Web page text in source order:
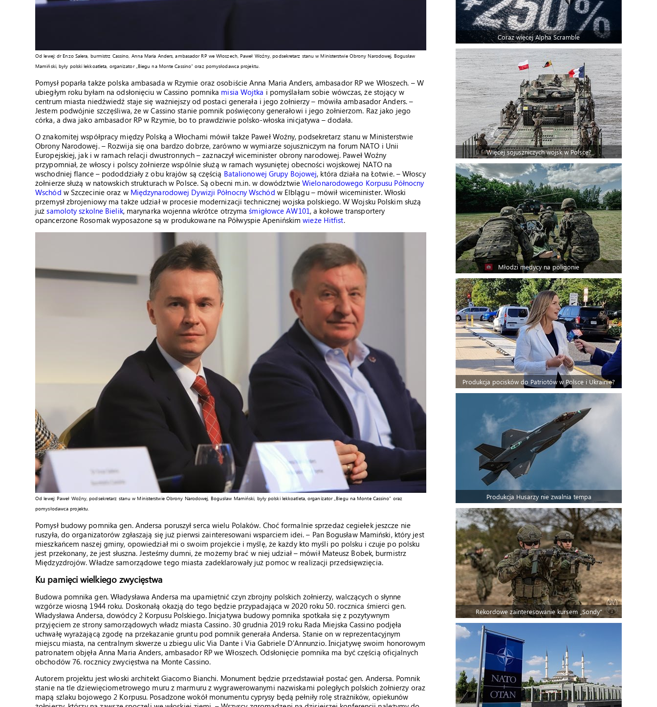
Od lewej: dr Enzo Salera, burmistrz Cassino, Anna Maria Anders, ambasador RP we Włoszech, Paweł Woźny, podsekretarz stanu w Ministerstwie Obrony Narodowej, Bogusław
Mamiński, były polski lekkoatleta, organizator „Biegu na Monte Cassino” oraz pomysłodawca projektu.
Pomysł poparła także polska ambasada w Rzymie oraz osobiście Anna Maria Anders, ambasador RP we Włoszech. – W
ubiegłym roku byłam na odsłonięciu w Cassino pomnika misia Wojtka i pomyślałam sobie wówczas, że stojący w
centrum miasta niedźwiedź staje się ważniejszy od postaci generała i jego żołnierzy – mówiła ambasador Anders. –
Jestem podwójnie szczęśliwa, że w Cassino stanie pomnik poświęcony generałowi i jego żołnierzom. Raz jako jego
córka, a dwa jako ambasador RP w Rzymie, bo to prawdziwie polsko-włoska inicjatywa – dodała.
O znakomitej współpracy między Polską a Włochami mówił także Paweł Woźny, podsekretarz stanu w Ministerstwie
Obrony Narodowej. – Rozwija się ona bardzo dobrze, zarówno w wymiarze sojuszniczym na forum NATO i Unii
Europejskiej, jak i w ramach relacji dwustronnych – zaznaczył wiceminister obrony narodowej. Paweł Woźny
przypomniał, że włoscy i polscy żołnierze wspólnie służą w ramach wysuniętej obecności wojskowej NATO na
wschodniej flance – pododdziały z obu krajów są częścią Batalionowej Grupy Bojowej, która działa na Łotwie. – Włoscy
żołnierze służą w natowskich strukturach w Polsce. Są obecni m.in. w dowództwieWielonarodowego Korpusu Północny
Wschód w Szczecinie oraz w Międzynarodowej Dywizji Północny Wschód w Elblągu – mówił wiceminister. Włoski
przemysł zbrojeniowy ma także udział w procesie modernizacji technicznej wojska polskiego. W Wojsku Polskim służą
jużsamoloty szkolne Bielik, marynarka wojenna wkrótce otrzymaśmigłowce AW101, a kołowe transportery
opancerzone Rosomak wyposażone są w produkowane na Półwyspie Apenińskimwieże Hitfist.
Od lewej: Paweł Woźny, podsekretarz stanu w Ministerstwie Obrony Narodowej, Bogusław Mamiński, były polski lekkoatleta, organizator „Biegu na Monte Cassino” oraz
pomysłodawca projektu.
Pomysł budowy pomnika gen. Andersa poruszył serca wielu Polaków. Choć formalnie sprzedaż cegiełek jeszcze nie
ruszyła, do organizatorów zgłaszają się już pierwsi zainteresowani wsparciem idei. – Pan Bogusław Mamiński, który jest
mieszkańcem naszej gminy, opowiedział mi o swoim projekcie i myślę, że każdy kto myśli po polsku i czuje po polsku
jest przekonany, że jest słuszna. Jesteśmy dumni, że możemy brać w niej udział – mówił Mateusz Bobek, burmistrz
Międzyzdrojów. Władze samorządowe tego miasta zadeklarowały już pomoc w realizacji przedsięwzięcia.
Ku pamięci wielkiego zwycięstwa
Budowa pomnika gen. Władysława Andersa ma upamiętnić czyn zbrojny polskich żołnierzy, walczących o słynne
wzgórze wiosną 1944 roku. Doskonałą okazją do tego będzie przypadająca w 2020 roku 50. rocznica śmierci gen.
Władysława Andersa, dowódcy 2 Korpusu Polskiego. Inicjatywa budowy pomnika spotkała się z pozytywnym
przyjęciem ze strony samorządowych władz miasta Cassino. 30 grudnia 2019 roku Rada Miejska Cassino podjęła
uchwałę wyrażającą zgodę na przekazanie gruntu pod pomnik generała Andersa. Stanie on w reprezentacyjnym
miejscu miasta, na centralnym skwerze u zbiegu ulic Via Dante i Via Gabriele D'Annunzio. Inicjatywę swoim honorowym
patronatem objęła Anna Maria Anders, ambasador RP we Włoszech. Odsłonięcie pomnika ma być częścią oficjalnych
obchodów 76. rocznicy zwycięstwa na Monte Cassino.
Autorem projektu jest włoski architekt Giacomo Bianchi. Monument będzie przedstawiał postać gen. Andersa. Pomnik
stanie na tle dziewięciometrowego muru z marmuru z wygrawerowanymi nazwiskami poległych polskich żołnierzy oraz
mapą szlaku bojowego 2 Korpusu. Posadzone wokół monumentu cyprysy będą pełniły rolę strażników, opiekunów
Coraz więcej Alpha Scramble
Więcej sojuszniczych wojsk w Polsce?
Młodzi medycy na poligonie
Produkcja pocisków do Patriotów w Polsce i Ukrainie?
Produkcja Husarzy nie zwalnia tempa
Rekordowe zainteresowanie kursem „Sondy”